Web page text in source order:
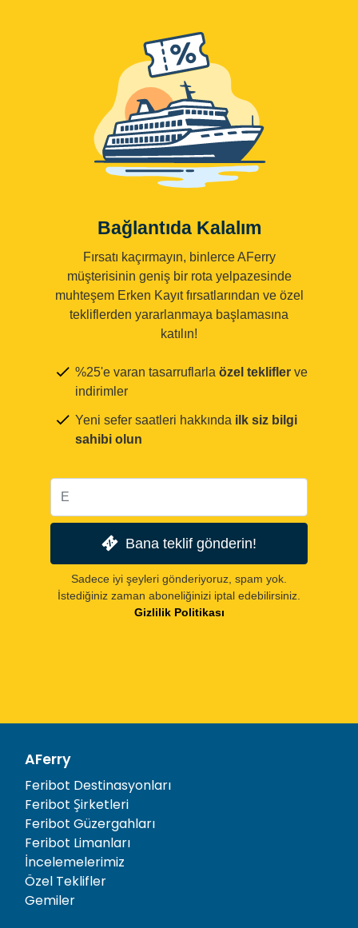
Bağlantıda Kalalım
Fırsatı kaçırmayın, binlerce AFerry
müşterisinin geniş bir rota yelpazesinde
muhteşem Erken Kayıt fırsatlarından ve özel
tekliflerden yararlanmaya başlamasına
katılın!
%25'e varan tasarruflarla özel teklifler ve
indirimler
Yeni sefer saatleri hakkında ilk siz bilgi
sahibi olun
Bana teklif gönderin!
Sadece iyi şeyleri gönderiyoruz, spam yok.
İstediğiniz zaman aboneliğinizi iptal edebilirsiniz.
Gizlilik Politikası
AFerry
Feribot Destinasyonları
Feribot Şirketleri
Feribot Güzergahları
Feribot Limanları
İncelemelerimiz
Özel Teklifler
Gemiler